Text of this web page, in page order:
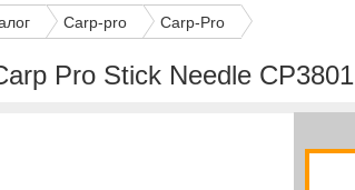
Carp-pro Carp-Pro
Pro Stick Needle CP3801